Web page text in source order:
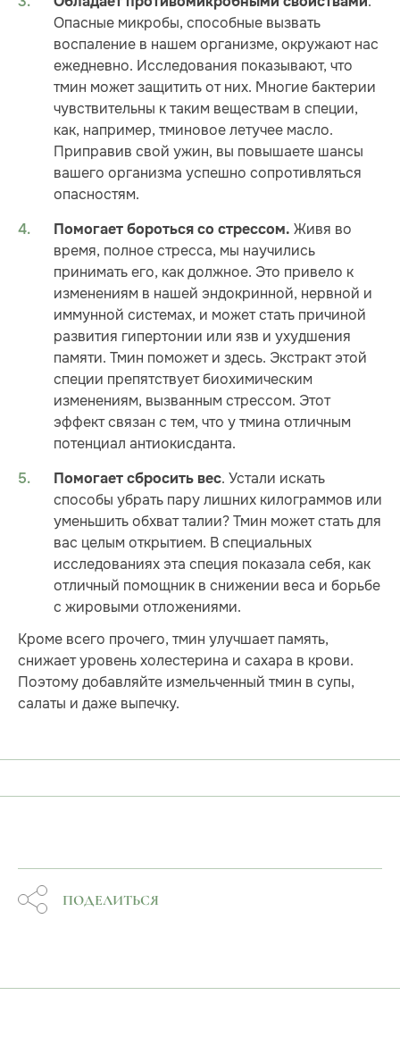
Опасные микробы, способные вызвать
воспаление в нашем организме, окружают нас
ежедневно. Исследования показывают, что
тмин может защитить от них. Многие бактерии
чувствительны к таким веществам в специи,
как, например, тминовое летучее масло.
Приправив свой ужин, вы повышаете шансы
вашего организма успешно сопротивляться
опасностям.
Помогает бороться со стрессом. Живя во
время, полное стресса, мы научились
принимать его, как должное. Это привело к
изменениям в нашей эндокринной, нервной и
иммунной системах, и может стать причиной
развития гипертонии или язв и ухудшения
памяти. Тмин поможет и здесь. Экстракт этой
специи препятствует биохимическим
изменениям, вызванным стрессом. Этот
эффект связан с тем, что у тмина отличным
потенциал антиокисданта.
Помогает сбросить вес. Устали искать
способы убрать пару лишних килограммов или
уменьшить обхват талии? Тмин может стать для
вас целым открытием. В специальных
исследованиях эта специя показала себя, как
отличный помощник в снижении веса и борьбе
с жировыми отложениями.
Кроме всего прочего, тмин улучшает память,
снижает уровень холестерина и сахара в крови.
Поэтому добавляйте измельченный тмин в супы,
салаты и даже выпечку.
ПОДЕЛИТЬСЯ